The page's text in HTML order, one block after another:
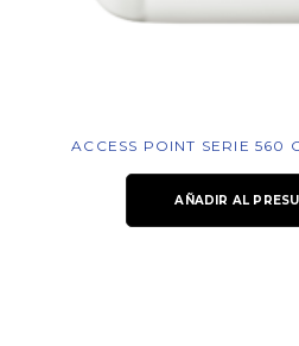
ACCESS POINT SERIE 560
AÑADIR AL